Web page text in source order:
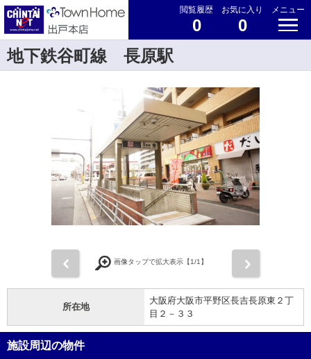
閲覧履歴
0
お気に入り
0
メニュー
地下鉄谷町線 長原駅
画像タップで拡大表示【1/1】
所在地
大阪府大阪市平野区長吉長原東２丁
目２－３３
施設周辺の物件